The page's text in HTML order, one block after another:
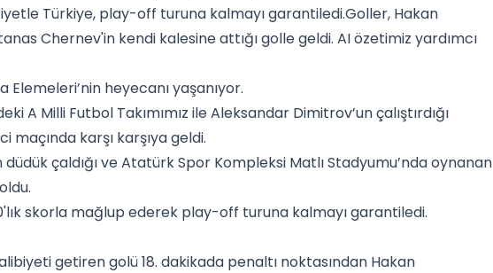
Türkiye, play-off turuna kalmayı garantiledi.Goller, Hakan
Chernev'in kendi kalesine attığı golle geldi. AI özetimiz yardımcı
Elemeleri’nin heyecanı yaşanıyor.
A Milli Futbol Takımımız ile Aleksandar Dimitrov’un çalıştırdığı
maçında karşı karşıya geldi.
düdük çaldığı ve Atatürk Spor Kompleksi Matlı Stadyumu’nda oynanan
skorla mağlup ederek play-off turuna kalmayı garantiledi.
getiren golü 18. dakikada penaltı noktasından Hakan